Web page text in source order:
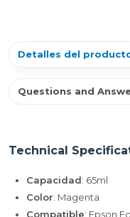
Detalles del
Questions and
Technical
Capacidad: 65ml
Color: Magenta
Compatible: Epson